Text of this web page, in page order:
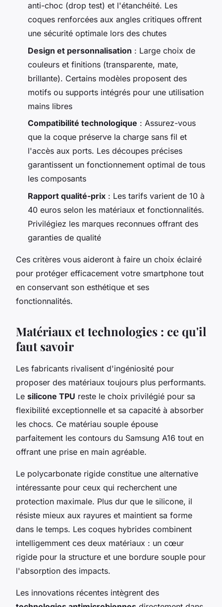
anti-choc (drop test) et l'étanchéité. Les
coques renforcées aux angles critiques offrent
une sécurité optimale lors des chutes
Design et personnalisation : Large choix de
couleurs et finitions (transparente, mate,
brillante). Certains modèles proposent des
motifs ou supports intégrés pour une utilisation
mains libres
Compatibilité technologique : Assurez-vous
que la coque préserve la charge sans fil et
l'accès aux ports. Les découpes précises
garantissent un fonctionnement optimal de tous
les composants
Rapport qualité-prix : Les tarifs varient de 10 à
40 euros selon les matériaux et fonctionnalités.
Privilégiez les marques reconnues offrant des
garanties de qualité
Ces critères vous aideront à faire un choix éclairé
pour protéger efficacement votre smartphone tout
en conservant son esthétique et ses
fonctionnalités.
Matériaux et technologies : ce qu'il
faut savoir
Les fabricants rivalisent d'ingéniosité pour
proposer des matériaux toujours plus performants.
Le silicone TPU reste le choix privilégié pour sa
flexibilité exceptionnelle et sa capacité à absorber
les chocs. Ce matériau souple épouse
parfaitement les contours du Samsung A16 tout en
offrant une prise en main agréable.
Le polycarbonate rigide constitue une alternative
intéressante pour ceux qui recherchent une
protection maximale. Plus dur que le silicone, il
résiste mieux aux rayures et maintient sa forme
dans le temps. Les coques hybrides combinent
intelligemment ces deux matériaux : un cœur
rigide pour la structure et une bordure souple pour
l'absorption des impacts.
Les innovations récentes intègrent des